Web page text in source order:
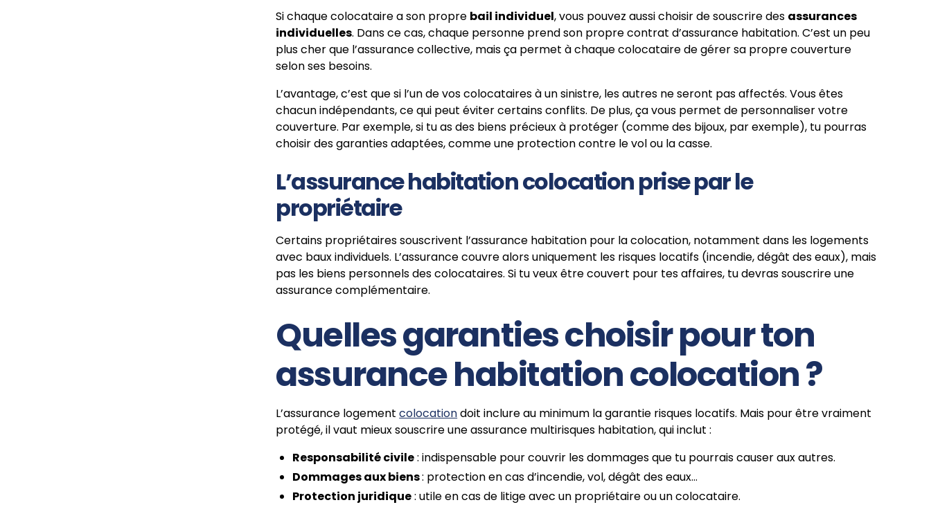
Si chaque colocataire a son propre bail individuel, vous pouvez aussi choisir de souscrire des assurances
individuelles. Dans ce cas, chaque personne prend son propre contrat d’assurance habitation. C’est un peu
plus cher que l’assurance collective, mais ça permet à chaque colocataire de gérer sa propre couverture
selon ses besoins.
L’avantage, c’est que si l’un de vos colocataires à un sinistre, les autres ne seront pas affectés. Vous êtes
chacun indépendants, ce qui peut éviter certains conflits. De plus, ça vous permet de personnaliser votre
couverture. Par exemple, si tu as des biens précieux à protéger (comme des bijoux, par exemple), tu pourras
choisir des garanties adaptées, comme une protection contre le vol ou la casse.
L’assurance habitation colocation prise par le
propriétaire
Certains propriétaires souscrivent l’assurance habitation pour la colocation, notamment dans les logements
avec baux individuels. L’assurance couvre alors uniquement les risques locatifs (incendie, dégât des eaux), mais
pas les biens personnels des colocataires. Si tu veux être couvert pour tes affaires, tu devras souscrire une
assurance complémentaire.
Quelles garanties choisir pour ton
assurance habitation colocation ?
L’assurance logementcolocationdoit inclure au minimum la garantie risques locatifs. Mais pour être vraiment
protégé, il vaut mieux souscrire une assurance multirisques habitation, qui inclut :
Responsabilité civile: indispensable pour couvrir les dommages que tu pourrais causer aux autres.
Dommages aux biens: protection en cas d’incendie, vol, dégât des eaux…
Protection juridique: utile en cas de litige avec un propriétaire ou un colocataire.